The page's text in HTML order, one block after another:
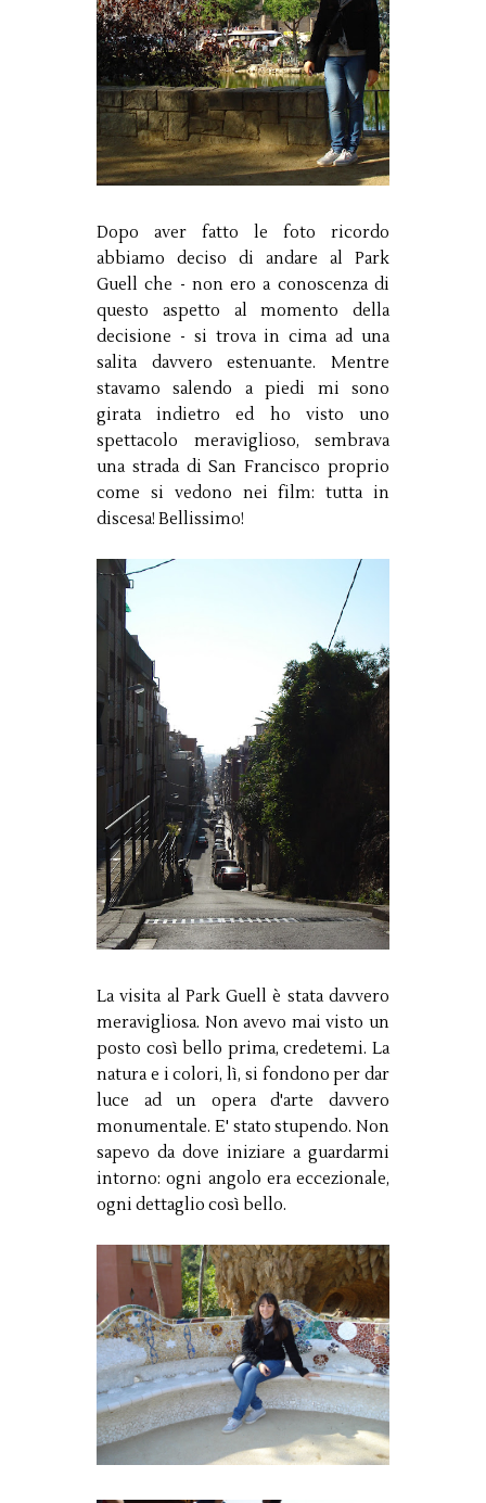
Dopo aver fatto le foto ricordo
abbiamo deciso di andare al Park
Guell che - non ero a conoscenza di
questo aspetto al momento della
decisione - si trova in cima ad una
salita davvero estenuante. Mentre
stavamo salendo a piedi mi sono
girata indietro ed ho visto uno
spettacolo meraviglioso, sembrava
una strada di San Francisco proprio
come si vedono nei film: tutta in
discesa! Bellissimo!
La visita al Park Guell è stata davvero
meravigliosa. Non avevo mai visto un
posto così bello prima, credetemi. La
natura e i colori, lì, si fondono per dar
luce ad un opera d'arte davvero
monumentale. E' stato stupendo. Non
sapevo da dove iniziare a guardarmi
intorno: ogni angolo era eccezionale,
ogni dettaglio così bello.